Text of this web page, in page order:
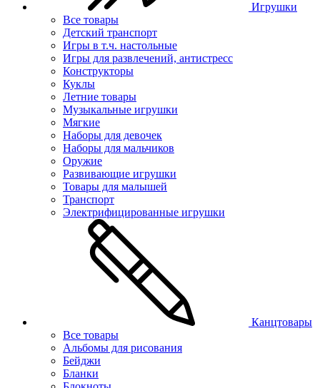
Игрушки
Все товары
Детский транспорт
Игры в т.ч. настольные
Игры для развлечений, антистресс
Конструкторы
Куклы
Летние товары
Музыкальные игрушки
Мягкие
Наборы для девочек
Наборы для мальчиков
Оружие
Развивающие игрушки
Товары для малышей
Транспорт
Электрифицированные игрушки
Канцтовары
Все товары
Альбомы для рисования
Бейджи
Бланки